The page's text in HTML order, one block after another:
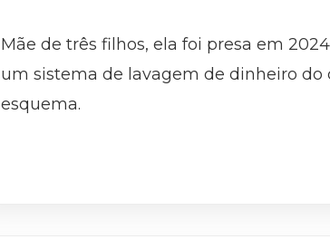
Mãe de três filhos, ela foi presa em
um sistema de lavagem de dinheiro
esquema.